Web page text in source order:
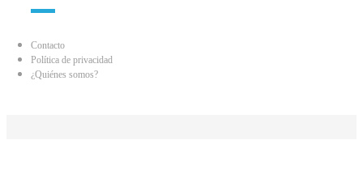
Contacto
Política de privacidad
¿Quiénes somos?